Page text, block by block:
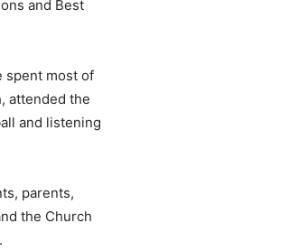
and Best
spent most of
attended the
and listening
parents,
the Church